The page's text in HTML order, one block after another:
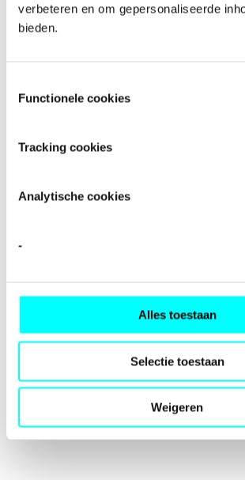
verbeteren en om gepersonaliseerde
bieden.
Functionele cookies
Tracking cookies
Analytische cookies
-
Alles toestaan
Selectie toestaan
Weigeren
-side exception